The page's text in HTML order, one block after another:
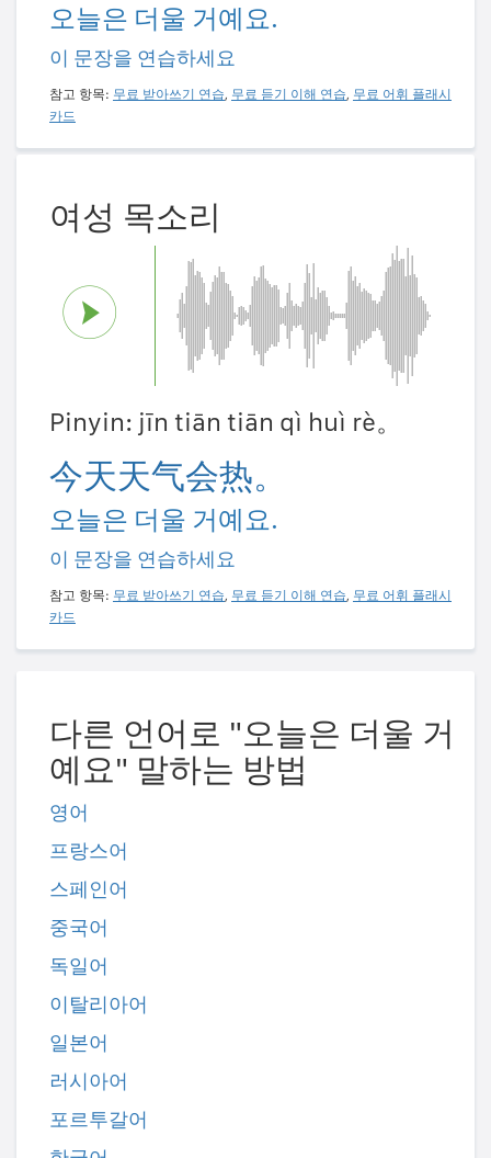
오늘은 더울 거예요.
이 문장을 연습하세요
참고 항목: 무료 받아쓰기 연습, 무료 듣기 이해 연습, 무료 어휘 플래시
카드
여성 목소리
Pinyin: jīn tiān tiān qì huì rè。
今天天气会热。
오늘은 더울 거예요.
이 문장을 연습하세요
참고 항목: 무료 받아쓰기 연습, 무료 듣기 이해 연습, 무료 어휘 플래시
카드
다른 언어로 "오늘은 더울 거
예요" 말하는 방법
영어
프랑스어
스페인어
중국어
독일어
이탈리아어
일본어
러시아어
포르투갈어